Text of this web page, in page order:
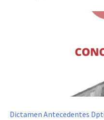
Dictamen Antecedentes